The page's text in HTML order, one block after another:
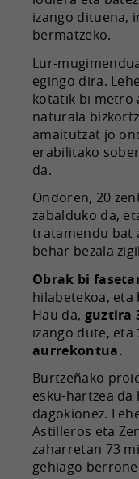
izango dituena,
bermatzeko.
Lur-
egingo dira.
kotatik bi metro
naturala
amaitutzat jo
erabilitako
da.
Ondoren, 20
zabalduko da,
tratamendu bat
behar bezala
Obrak bi
hilabetekoa, eta
Hau da, guztira
izango dute, eta
aurrekontua.
Burtzeñako
esku-hartzea
dagokionez.
Astilleros eta
zaharretan 73
gehiago